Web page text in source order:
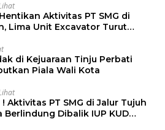
Aktivitas PT SMG di
Lima Unit Excavator Turut
di Kejuaraan Tinju Perbati
Piala Wali Kota
! Aktivitas PT SMG di Jalur Tujuh
Berlindung Dibalik IUP KUD